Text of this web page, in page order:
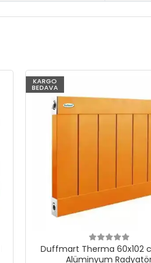
KARGO
BEDAVA
Duffmart Therma 60x102
Alüminyum